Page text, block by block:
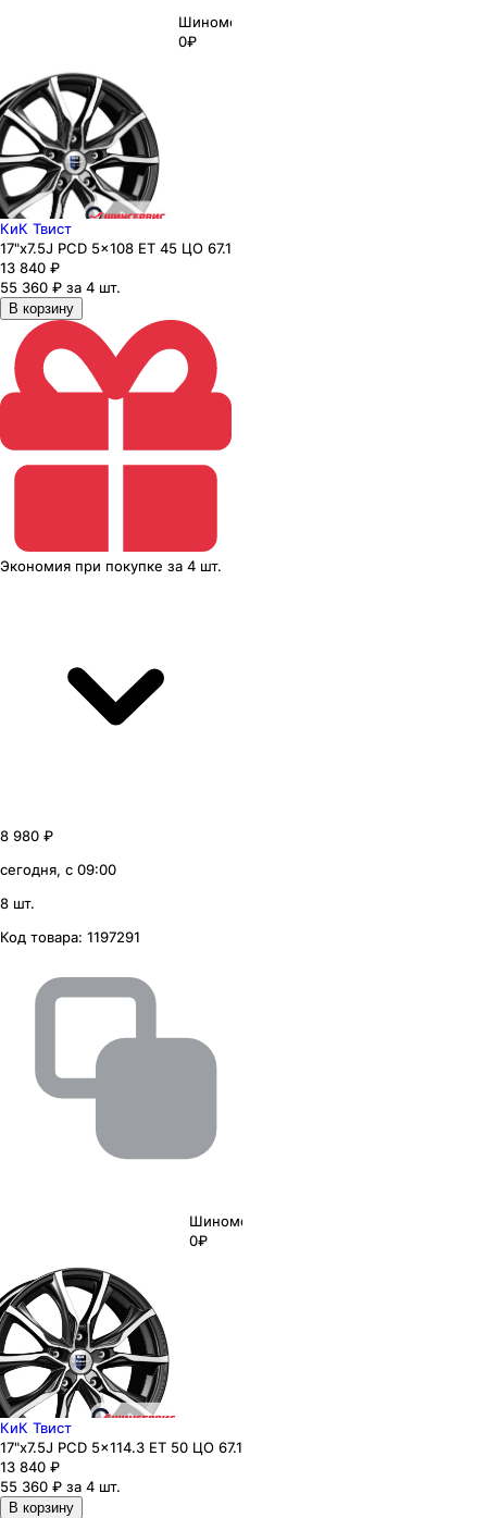
Шиномонтаж
0₽
КиК Твист
17"x7.5J PCD 5x108 ЕТ 45 ЦО 67.1
13 840 ₽
55 360 ₽ за 4 шт.
В корзину
Экономия при покупке за 4 шт.
8 980 ₽
сегодня, с 09:00
8 шт.
Код товара: 1197291
Шиномонтаж
0₽
КиК Твист
17"x7.5J PCD 5x114.3 ЕТ 50 ЦО 67.1
13 840 ₽
55 360 ₽ за 4 шт.
В корзину